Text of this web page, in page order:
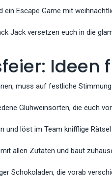
ein Escape Game mit
Jack versetzen euch in die
Ideen
muss auf festliche
Glühweinsorten, die euch
und löst im Team knifflige
allen Zutaten und baut
Schokoladen, die vorab